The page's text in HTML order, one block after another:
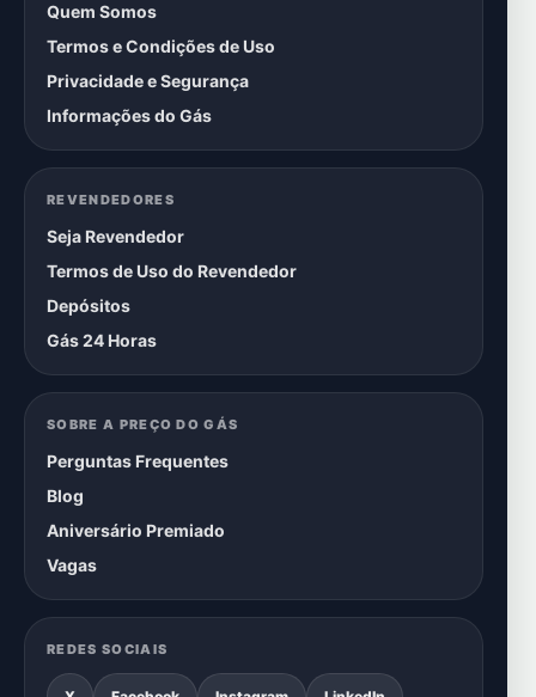
Quem Somos
Termos e Condições de Uso
Privacidade e Segurança
Informações do Gás
REVENDEDORES
Seja Revendedor
Termos de Uso do Revendedor
Depósitos
Gás 24 Horas
SOBRE A PREÇO DO GÁS
Perguntas Frequentes
Blog
Aniversário Premiado
Vagas
REDES SOCIAIS